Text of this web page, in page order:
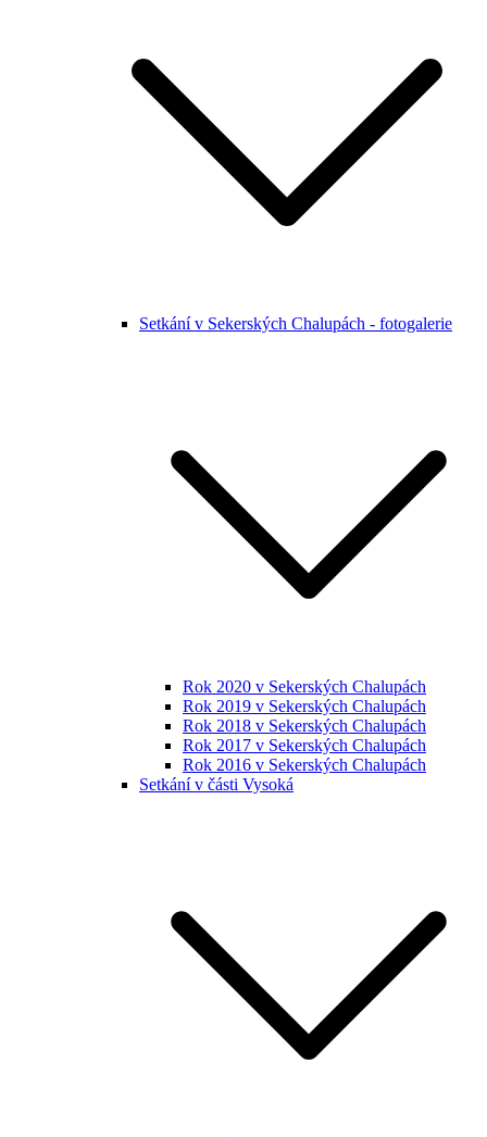
Setkání v Sekerských Chalupách - fotogalerie
Rok 2020 v Sekerských Chalupách
Rok 2019 v Sekerských Chalupách
Rok 2018 v Sekerských Chalupách
Rok 2017 v Sekerských Chalupách
Rok 2016 v Sekerských Chalupách
Setkání v části Vysoká